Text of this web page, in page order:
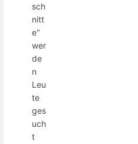
sch
nitt
e"
wer
de
n
Leu
te
ges
uch
t